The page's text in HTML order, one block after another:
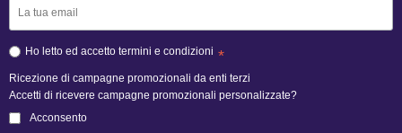
Ho letto ed accetto termini e condizioni *
Ricezione di campagne promozionali da enti terzi
Accetti di ricevere campagne promozionali personalizzate?
Acconsento